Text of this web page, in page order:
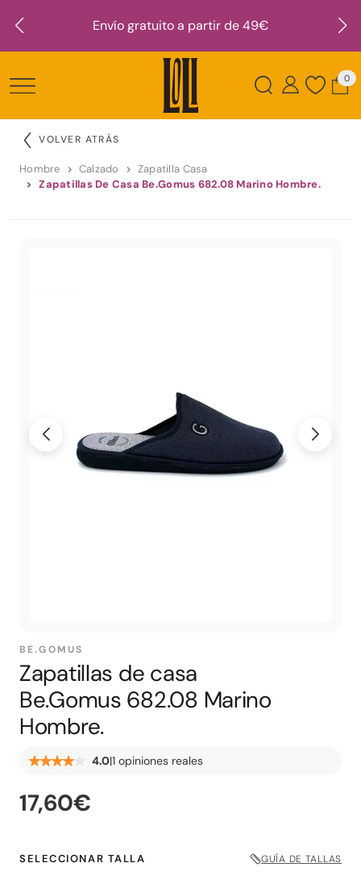
Envío gratuito a partir de 49€
0
VOLVER ATRÁS
Hombre Calzado
Zapatilla Casa
Zapatillas De Casa Be.Gomus 682.08 Marino Hombre.
BE.GOMUS
Zapatillas de casa
Be.Gomus 682.08 Marino
Hombre.
4.0|1 opiniones reales
17,60€
SELECCIONAR TALLA GUÍA DE TALLAS